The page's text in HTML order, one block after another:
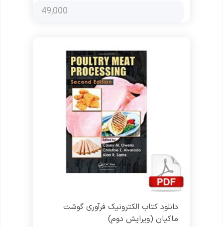
49,000
دانلود کتاب الکترونیک فرآوری گوشت
ماکیان (ویرایش دوم)